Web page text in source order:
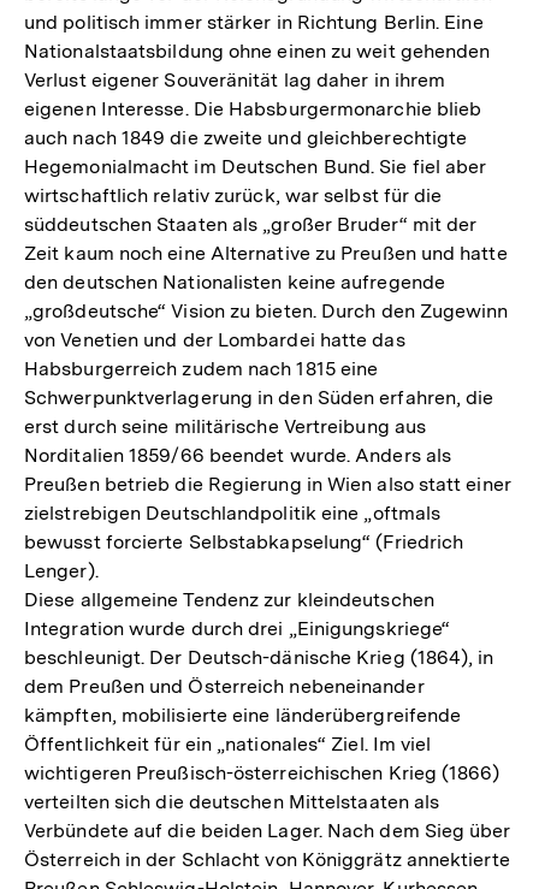
und politisch immer stärker in Richtung Berlin. Eine
Nationalstaatsbildung ohne einen zu weit gehenden
Verlust eigener Souveränität lag daher in ihrem
eigenen Interesse. Die Habsburgermonarchie blieb
auch nach 1849 die zweite und gleichberechtigte
Hegemonialmacht im Deutschen Bund. Sie fiel aber
wirtschaftlich relativ zurück, war selbst für die
süddeutschen Staaten als „großer Bruder“ mit der
Zeit kaum noch eine Alternative zu Preußen und hatte
den deutschen Nationalisten keine aufregende
„großdeutsche“ Vision zu bieten. Durch den Zugewinn
von Venetien und der Lombardei hatte das
Habsburgerreich zudem nach 1815 eine
Schwerpunktverlagerung in den Süden erfahren, die
erst durch seine militärische Vertreibung aus
Norditalien 1859/66 beendet wurde. Anders als
Preußen betrieb die Regierung in Wien also statt einer
zielstrebigen Deutschlandpolitik eine „oftmals
bewusst forcierte Selbstabkapselung“ (Friedrich
Lenger).
Diese allgemeine Tendenz zur kleindeutschen
Integration wurde durch drei „Einigungskriege“
beschleunigt. Der Deutsch-dänische Krieg (1864), in
dem Preußen und Österreich nebeneinander
kämpften, mobilisierte eine länderübergreifende
Öffentlichkeit für ein „nationales“ Ziel. Im viel
wichtigeren Preußisch-österreichischen Krieg (1866)
verteilten sich die deutschen Mittelstaaten als
Verbündete auf die beiden Lager. Nach dem Sieg über
Österreich in der Schlacht von Königgrätz annektierte